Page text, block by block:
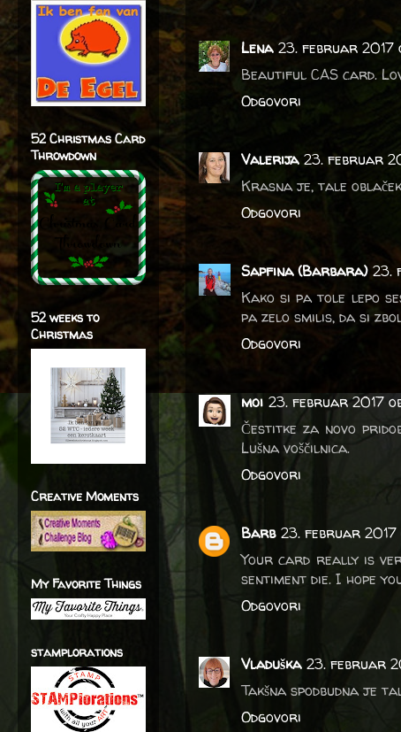
Lena 23. februar 2017
Beautiful CAS card.
Odgovori
Valerija 23. februar
Krasna je, tale
Odgovori
Sapfina (Barbara) 23.
Kako si pa tole lepo
pa zelo smilis, da si
Odgovori
moi 23. februar 2017
Čestitke za novo
Lušna voščilnica.
Odgovori
Barb 23. februar 2017
Your card really is
sentiment die. I hope
Odgovori
Vladuška 23. februar
Takšna spodbudna je
Odgovori
52 Christmas Card
Throwdown
52 weeks to
Christmas
Creative Moments
My Favorite Things
stamplorations